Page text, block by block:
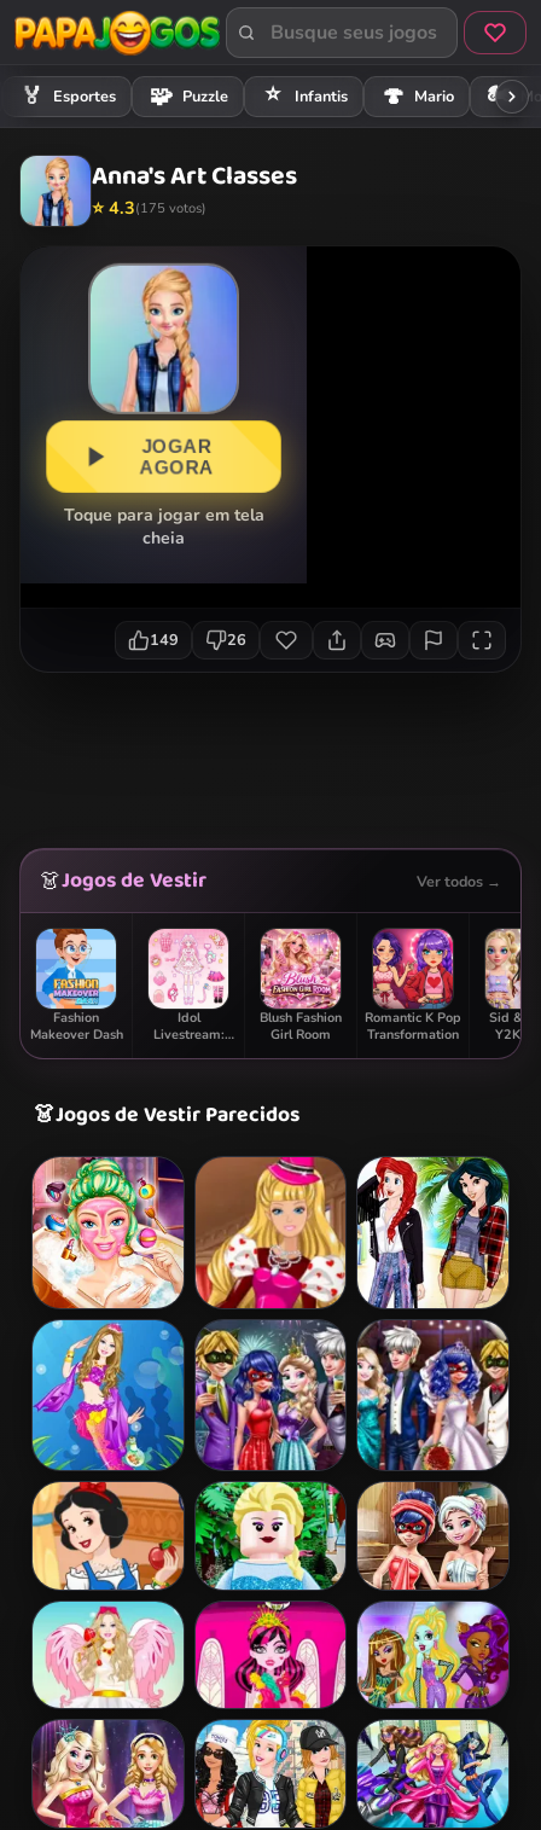
🏅 Esportes 🧩 Puzzle ⭐ Infantis 🍄 Mario 🏍️
Anna's Art Classes
⭐ 4.3(175 votos)
JOGAR
AGORA
Toque para jogar em tela
cheia
149 26
👗Jogos de Vestir Ver todos →
Fashion
Makeover Dash
Idol
Livestream:
Blush Fashion
Girl Room
Romantic K Pop
Transformation
Sid &
Y2K
Clash
👗Jogos de Vestir Parecidos
Barbie Beauty
Bath
Barbie's
Valentine's
Patchwork
Dress
Princess
Coachella Style
Dress 1
Barbie
Mermaid
Princess
Couples New
Year Party
Ladybug
Wedding Royal
Guests
Snow White
Patchwork
Dress
Lego Princesses Ladybug Sauna
Realife
Barbie Love
Dress Up
Draculaura
Princess Dress
Up
Princess Vs
Monster
Supermodel
Battle